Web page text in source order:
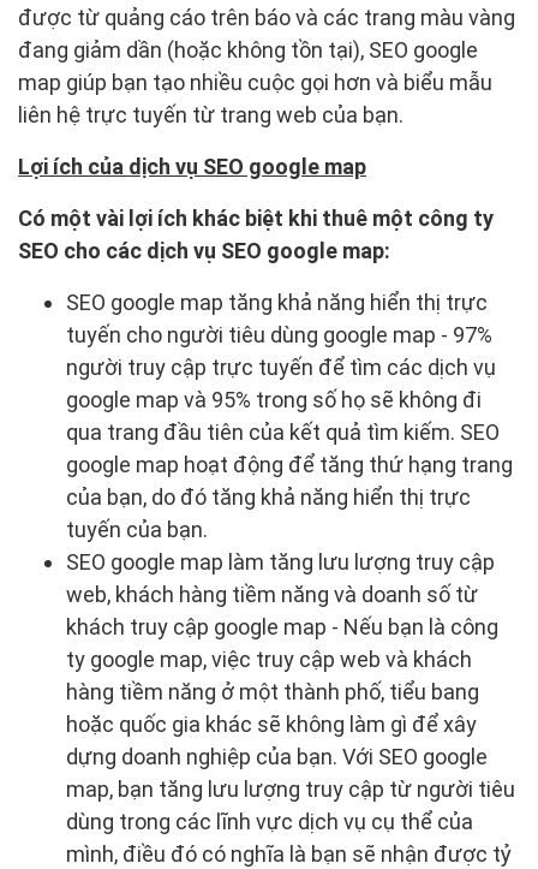
được từ quảng cáo trên báo và các trang màu vàng
đang giảm dần (hoặc không tồn tại), SEO google
map giúp bạn tạo nhiều cuộc gọi hơn và biểu mẫu
liên hệ trực tuyến từ trang web của bạn.
Lợi ích của dịch vụ SEO google map
Có một vài lợi ích khác biệt khi thuê một công ty
SEO cho các dịch vụ SEO google map:
SEO google map tăng khả năng hiển thị trực
tuyến cho người tiêu dùng google map - 97%
người truy cập trực tuyến để tìm các dịch vụ
google map và 95% trong số họ sẽ không đi
qua trang đầu tiên của kết quả tìm kiếm. SEO
google map hoạt động để tăng thứ hạng trang
của bạn, do đó tăng khả năng hiển thị trực
tuyến của bạn.
SEO google map làm tăng lưu lượng truy cập
web, khách hàng tiềm năng và doanh số từ
khách truy cập google map - Nếu bạn là công
ty google map, việc truy cập web và khách
hàng tiềm năng ở một thành phố, tiểu bang
hoặc quốc gia khác sẽ không làm gì để xây
dựng doanh nghiệp của bạn. Với SEO google
map, bạn tăng lưu lượng truy cập từ người tiêu
dùng trong các lĩnh vực dịch vụ cụ thể của
mình, điều đó có nghĩa là bạn sẽ nhận được tỷ